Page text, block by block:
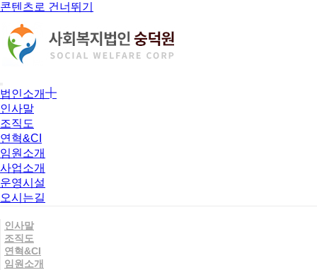
콘텐츠로 건너뛰기
법인소개
인사말
조직도
연혁&CI
임원소개
사업소개
운영시설
오시는길
인사말
조직도
연혁&CI
임원소개